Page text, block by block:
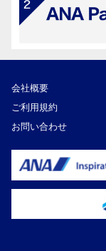
会社概要
ご利用規約
お問い合わせ